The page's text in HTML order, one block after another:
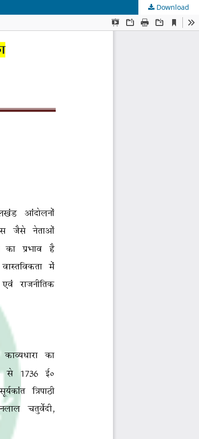
Download